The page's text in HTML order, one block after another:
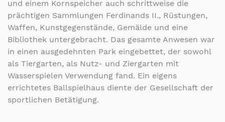
und einem Kornspeicher auch schrittweise die
prächtigen Sammlungen Ferdinands II., Rüstungen,
Waffen, Kunstgegenstände, Gemälde und eine
Bibliothek untergebracht. Das gesamte Anwesen war
in einen ausgedehnten Park eingebettet, der sowohl
als Tiergarten, als Nutz- und Ziergarten mit
Wasserspielen Verwendung fand. Ein eigens
errichtetes Ballspielhaus diente der Gesellschaft der
sportlichen Betätigung.